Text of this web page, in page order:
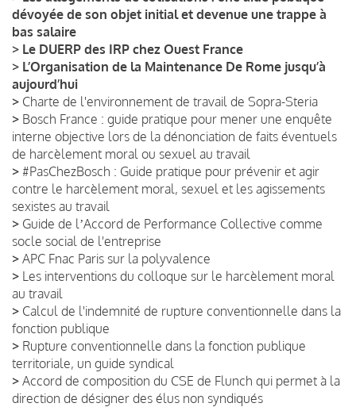
dévoyée de son objet initial et devenue une trappe à
bas salaire
> Le DUERP des IRP chez Ouest France
> L’Organisation de la Maintenance De Rome jusqu’à
aujourd’hui
> Charte de l'environnement de travail de Sopra-Steria
> Bosch France : guide pratique pour mener une enquête
interne objective lors de la dénonciation de faits éventuels
de harcèlement moral ou sexuel au travail
> #PasChezBosch : Guide pratique pour prévenir et agir
contre le harcèlement moral, sexuel et les agissements
sexistes au travail
> Guide de lʼAccord de Performance Collective comme
socle social de l'entreprise
> APC Fnac Paris sur la polyvalence
> Les interventions du colloque sur le harcèlement moral
au travail
> Calcul de l'indemnité de rupture conventionnelle dans la
fonction publique
> Rupture conventionnelle dans la fonction publique
territoriale, un guide syndical
> Accord de composition du CSE de Flunch qui permet à la
direction de désigner des élus non syndiqués